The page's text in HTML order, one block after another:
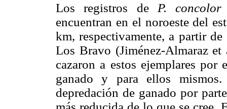
Los registros de P. concolor
encuentran en el noroeste del
km, respectivamente, a partir
Los Bravo (Jiménez-Almaraz
cazaron a estos ejemplares
ganado y para ellos
depredación de ganado por